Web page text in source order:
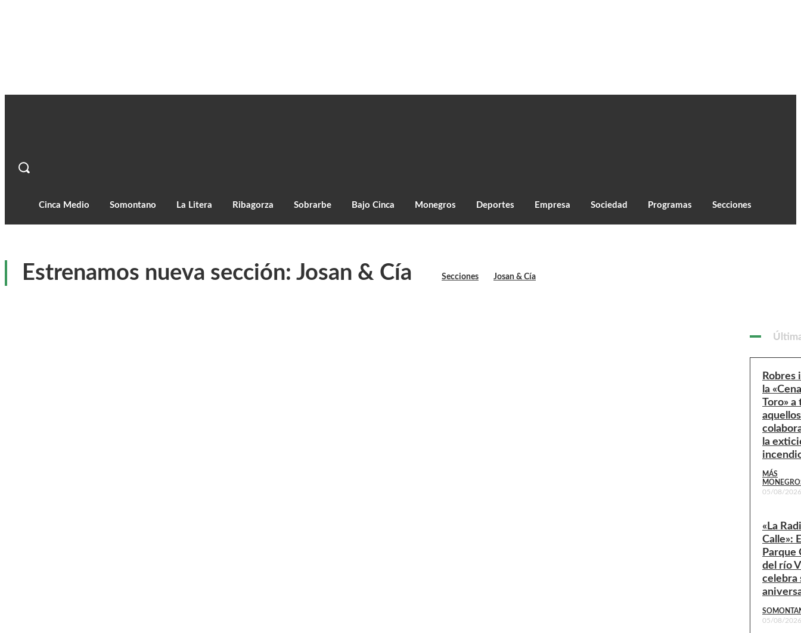
Cinca Medio Somontano La Litera Ribagorza Sobrarbe Bajo Cinca Monegros Deportes Empresa Sociedad Programas Secciones
Estrenamos nueva sección: Josan & Cía Secciones Josan & Cía
Robres
la
Toro» a
la
MÁS
05/08/2026
«La
Calle»:
Parque
del río
celebra
05/08/2026